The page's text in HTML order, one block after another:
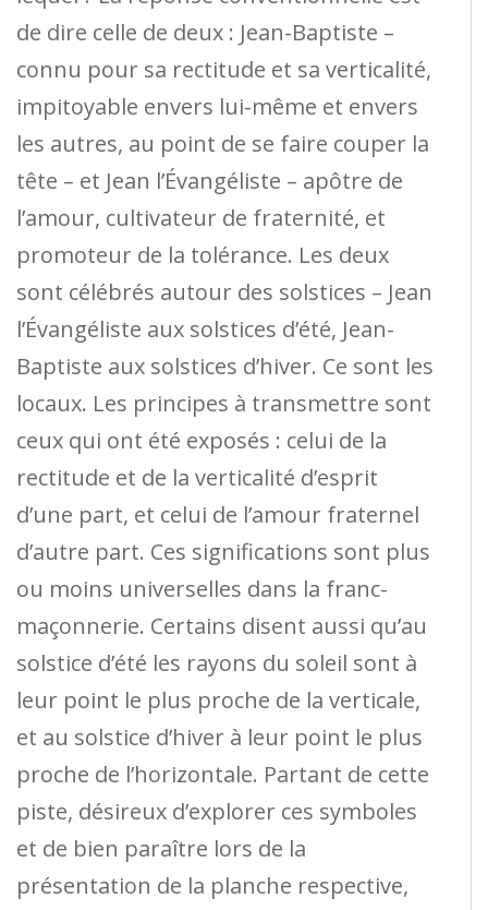
de dire celle de deux : Jean-Baptiste –
connu pour sa rectitude et sa verticalité,
impitoyable envers lui-même et envers
les autres, au point de se faire couper la
tête – et Jean l’Évangéliste – apôtre de
l’amour, cultivateur de fraternité, et
promoteur de la tolérance. Les deux
sont célébrés autour des solstices – Jean
l’Évangéliste aux solstices d’été, Jean-
Baptiste aux solstices d’hiver. Ce sont les
locaux. Les principes à transmettre sont
ceux qui ont été exposés : celui de la
rectitude et de la verticalité d’esprit
d’une part, et celui de l’amour fraternel
d’autre part. Ces significations sont plus
ou moins universelles dans la franc-
maçonnerie. Certains disent aussi qu’au
solstice d’été les rayons du soleil sont à
leur point le plus proche de la verticale,
et au solstice d’hiver à leur point le plus
proche de l’horizontale. Partant de cette
piste, désireux d’explorer ces symboles
et de bien paraître lors de la
présentation de la planche respective,